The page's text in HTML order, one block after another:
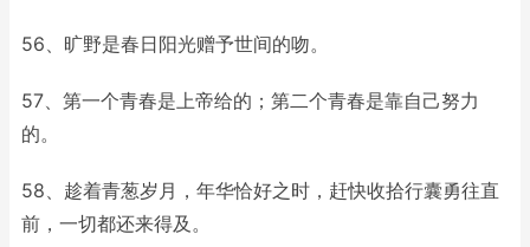
56、旷野是春日阳光赠予世间的吻。
57、第一个青春是上帝给的；第二个青春是靠自己努力
的。
58、趁着青葱岁月，年华恰好之时，赶快收拾行囊勇往直
前，一切都还来得及。